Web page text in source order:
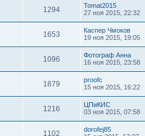
1294
Tomat2015
27 ноя 2015, 22:32
1653
Каспер Чмоков
19 ноя 2015, 19:05
1096
Фотограф Анна
16 ноя 2015, 23:58
1879
proofc
15 ноя 2015, 16:22
1216
ЦПиКИС
03 ноя 2015, 07:58
1102
dorofej85